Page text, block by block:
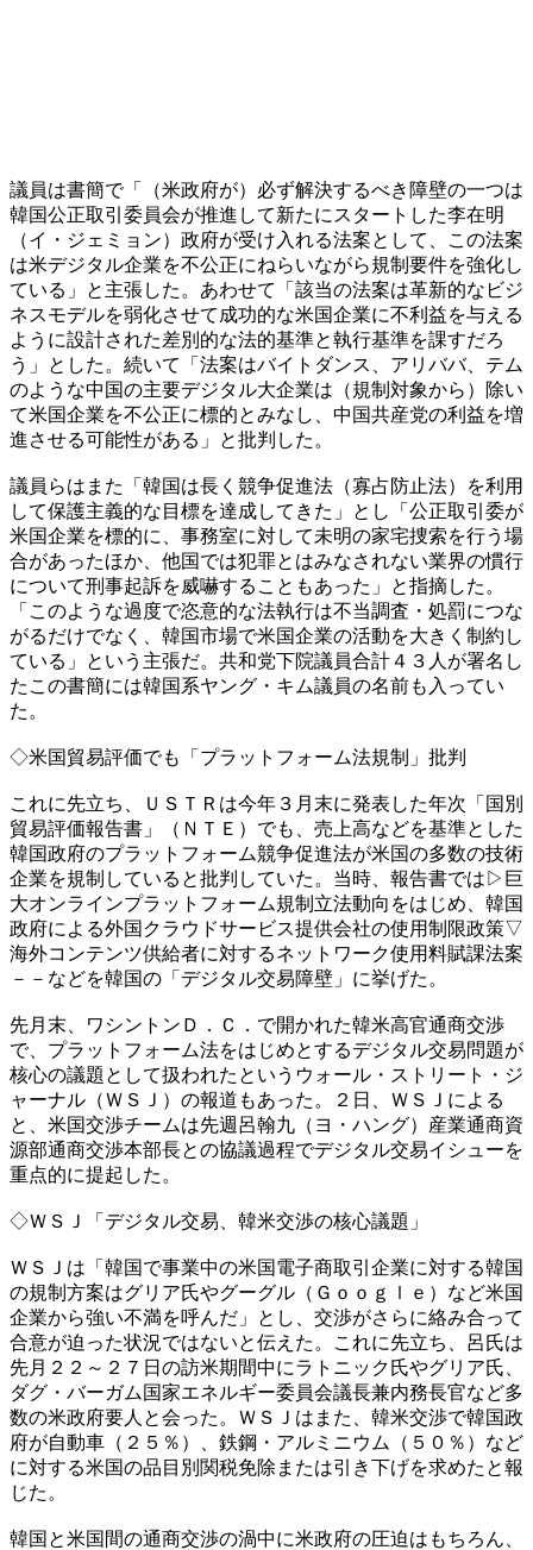
議員は書簡で「（米政府が）必ず解決するべき障壁の一つは
韓国公正取引委員会が推進して新たにスタートした李在明
（イ・ジェミョン）政府が受け入れる法案として、この法案
は米デジタル企業を不公正にねらいながら規制要件を強化し
ている」と主張した。あわせて「該当の法案は革新的なビジ
ネスモデルを弱化させて成功的な米国企業に不利益を与える
ように設計された差別的な法的基準と執行基準を課すだろ
う」とした。続いて「法案はバイトダンス、アリババ、テム
のような中国の主要デジタル大企業は（規制対象から）除い
て米国企業を不公正に標的とみなし、中国共産党の利益を増
進させる可能性がある」と批判した。
議員らはまた「韓国は長く競争促進法（寡占防止法）を利用
して保護主義的な目標を達成してきた」とし「公正取引委が
米国企業を標的に、事務室に対して未明の家宅捜索を行う場
合があったほか、他国では犯罪とはみなされない業界の慣行
について刑事起訴を威嚇することもあった」と指摘した。
「このような過度で恣意的な法執行は不当調査・処罰につな
がるだけでなく、韓国市場で米国企業の活動を大きく制約し
ている」という主張だ。共和党下院議員合計４３人が署名し
たこの書簡には韓国系ヤング・キム議員の名前も入ってい
た。
◇米国貿易評価でも「プラットフォーム法規制」批判
これに先立ち、ＵＳＴＲは今年３月末に発表した年次「国別
貿易評価報告書」（ＮＴＥ）でも、売上高などを基準とした
韓国政府のプラットフォーム競争促進法が米国の多数の技術
企業を規制していると批判していた。当時、報告書では▷巨
大オンラインプラットフォーム規制立法動向をはじめ、韓国
政府による外国クラウドサービス提供会社の使用制限政策▽
海外コンテンツ供給者に対するネットワーク使用料賦課法案
－－などを韓国の「デジタル交易障壁」に挙げた。
先月末、ワシントンＤ．Ｃ．で開かれた韓米高官通商交渉
で、プラットフォーム法をはじめとするデジタル交易問題が
核心の議題として扱われたというウォール・ストリート・ジ
ャーナル（ＷＳＪ）の報道もあった。２日、ＷＳＪによる
と、米国交渉チームは先週呂翰九（ヨ・ハング）産業通商資
源部通商交渉本部長との協議過程でデジタル交易イシューを
重点的に提起した。
◇ＷＳＪ「デジタル交易、韓米交渉の核心議題」
ＷＳＪは「韓国で事業中の米国電子商取引企業に対する韓国
の規制方案はグリア氏やグーグル（Ｇｏｏｇｌｅ）など米国
企業から強い不満を呼んだ」とし、交渉がさらに絡み合って
合意が迫った状況ではないと伝えた。これに先立ち、呂氏は
先月２２～２７日の訪米期間中にラトニック氏やグリア氏、
ダグ・バーガム国家エネルギー委員会議長兼内務長官など多
数の米政府要人と会った。ＷＳＪはまた、韓米交渉で韓国政
府が自動車（２５％）、鉄鋼・アルミニウム（５０％）など
に対する米国の品目別関税免除または引き下げを求めたと報
じた。
韓国と米国間の通商交渉の渦中に米政府の圧迫はもちろん、